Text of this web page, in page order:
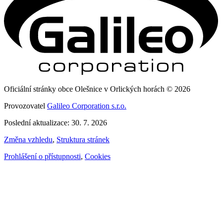
Oficiální stránky obce Olešnice v Orlických horách © 2026
Provozovatel Galileo Corporation s.r.o.
Poslední aktualizace: 30. 7. 2026
Změna vzhledu, Struktura stránek
Prohlášení o přístupnosti, Cookies